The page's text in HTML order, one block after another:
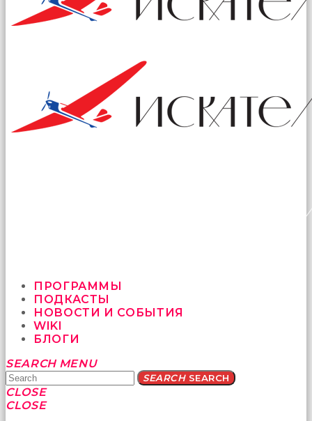
ПРОГРАММЫ
ПОДКАСТЫ
НОВОСТИ И СОБЫТИЯ
WIKI
БЛОГИ
Yatağa
bile
geçmeye
fırsat
SEARCH MENU
SEARCHSEARCH
CLOSE
CLOSE